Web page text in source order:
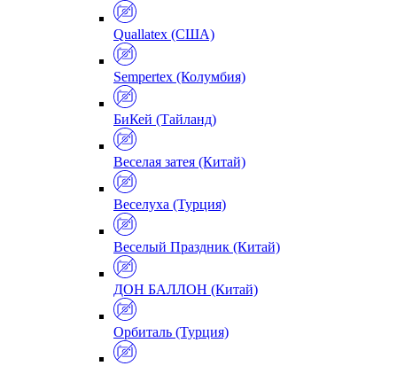
Quallatex (США)
Sempertex (Колумбия)
БиКей (Тайланд)
Веселая затея (Китай)
Веселуха (Турция)
Веселый Праздник (Китай)
ДОН БАЛЛОН (Китай)
Орбиталь (Турция)